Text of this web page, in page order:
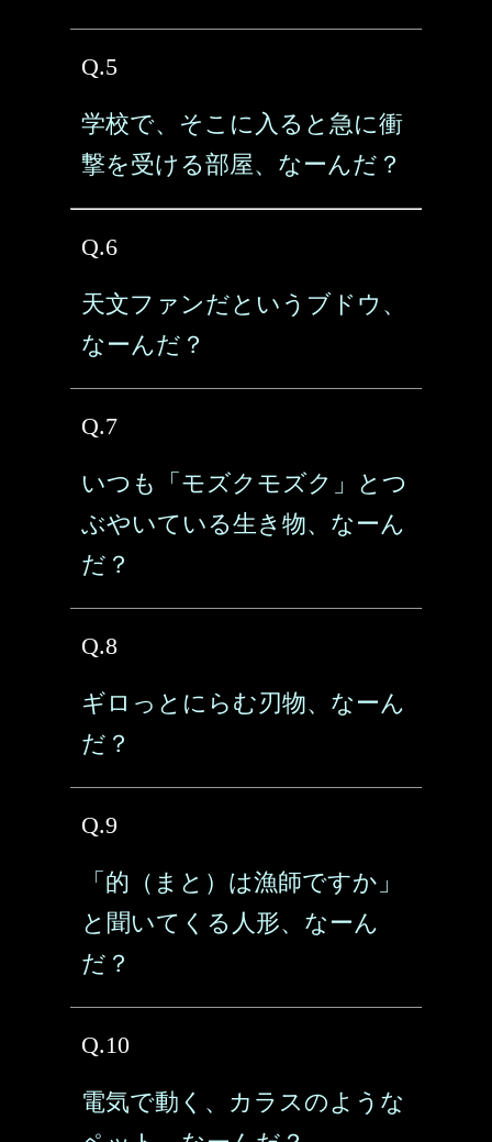
Q.5
学校で、そこに入ると急に衝
撃を受ける部屋、なーんだ？
Q.6
天文ファンだというブドウ、
なーんだ？
Q.7
いつも「モズクモズク」とつ
ぶやいている生き物、なーん
だ？
Q.8
ギロっとにらむ刃物、なーん
だ？
Q.9
「的（まと）は漁師ですか」
と聞いてくる人形、なーん
だ？
Q.10
電気で動く、カラスのような